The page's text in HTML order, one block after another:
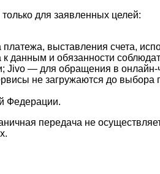
для заявленных целей:
выставления счета,
данным и обязанности
Jivo — для обращения в
не загружаются до выбора
Федерации.
передача не